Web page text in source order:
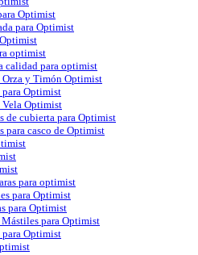
Optimist
para Optimist
optimist
calidad para optimist
Orza y Timón Optimist
para Optimist
Vela Optimist
de cubierta para Optimist
para casco de Optimist
para optimist
para Optimist
para Optimist
Mástiles para Optimist
Optimist